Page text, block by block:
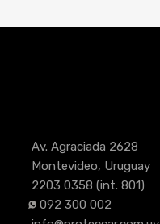
Av. Agraciada 2628
Montevideo, Uruguay
2203 0358 (int. 801)
092 300 002